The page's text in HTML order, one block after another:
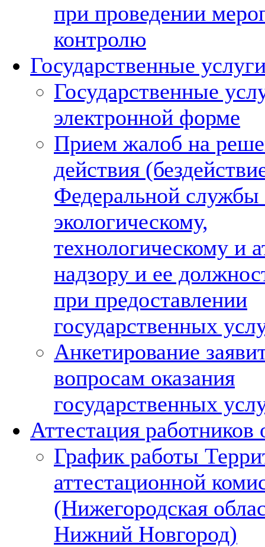
при проведении
контролю
Государственные
Государственные
электронной форме
Прием жалоб на
действия
Федеральной службы
экологическому,
технологическому и
надзору и ее
при предоставлении
государственных
Анкетирование
вопросам оказания
государственных
Аттестация работников
График работы
аттестационной
(Нижегородская
Нижний Новгород)